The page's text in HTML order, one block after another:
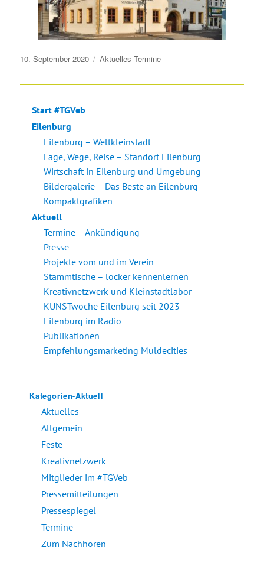
Veröffentlicht
10. September 2020 Aktuelles Termine
Start #TGVeb
Eilenburg
Eilenburg – Weltkleinstadt
Lage, Wege, Reise – Standort Eilenburg
Wirtschaft in Eilenburg und Umgebung
Bildergalerie – Das Beste an Eilenburg
Kompaktgrafiken
Aktuell
Termine – Ankündigung
Presse
Projekte vom und im Verein
Stammtische – locker kennenlernen
Kreativnetzwerk und Kleinstadtlabor
KUNSTwoche Eilenburg seit 2023
Eilenburg im Radio
Publikationen
Empfehlungsmarketing Muldecities
Kategorien-Aktuell
Aktuelles
Allgemein
Feste
Kreativnetzwerk
Mitglieder im #TGVeb
Pressemitteilungen
Pressespiegel
Termine
Zum Nachhören